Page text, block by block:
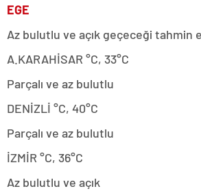
EGE
Az bulutlu ve açık geçeceği tahmin
A.KARAHİSAR °C, 33°C
Parçalı ve az bulutlu
DENİZLİ °C, 40°C
Parçalı ve az bulutlu
İZMİR °C, 36°C
Az bulutlu ve açık